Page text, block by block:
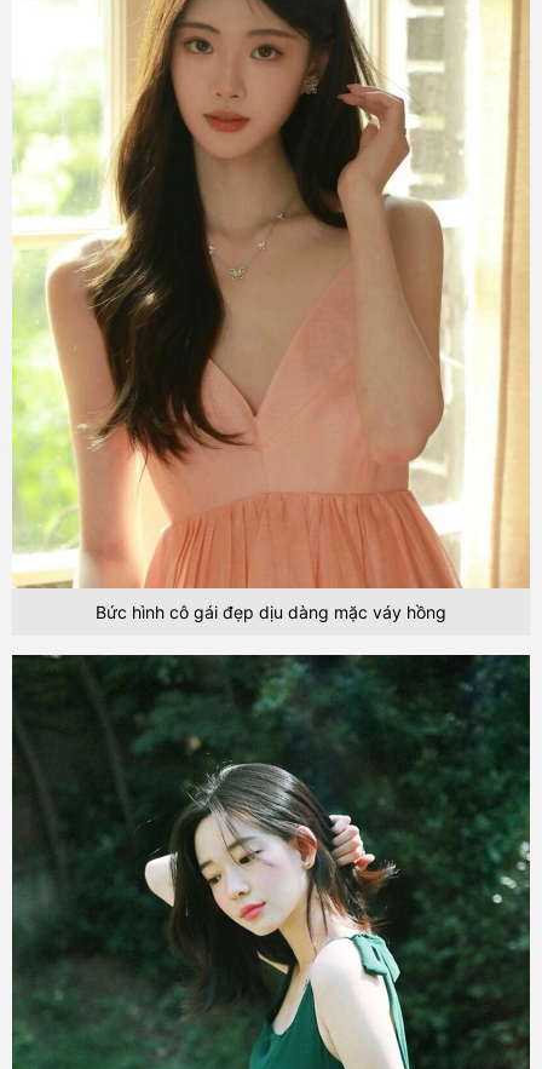
Bức hình cô gái đẹp dịu dàng mặc váy hồng